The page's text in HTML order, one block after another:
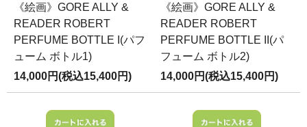
《絵画》GORE ALLY &
READER ROBERT
PERFUME BOTTLE I(パフ
ューム ボトル1)
14,000円(税込15,400円)
《絵画》GORE ALLY &
READER ROBERT
PERFUME BOTTLE II(パ
フューム ボトル2)
14,000円(税込15,400円)